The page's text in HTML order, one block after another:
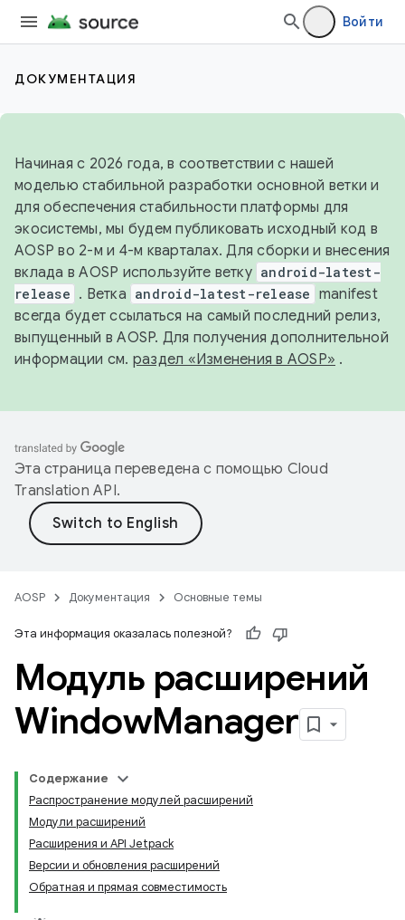
Войти
ДОКУМЕНТАЦИЯ
Начиная с 2026 года, в соответствии с нашей
моделью стабильной разработки основной ветки и
для обеспечения стабильности платформы для
экосистемы, мы будем публиковать исходный код в
AOSP во 2-м и 4-м кварталах. Для сборки и внесения
вклада в AOSP используйте ветку android-latest-
release . Ветка android-latest-release manifest
всегда будет ссылаться на самый последний релиз,
выпущенный в AOSP. Для получения дополнительной
информации см. раздел «Изменения в AOSP» .
Эта страница переведена с помощью Cloud
Translation API.
AOSP Документация Основные темы
Эта информация оказалась полезной?
Модуль расширений
WindowManager
Содержание
Распространение модулей расширений
Модули расширений
Расширения и API Jetpack
Версии и обновления расширений
Обратная и прямая совместимость